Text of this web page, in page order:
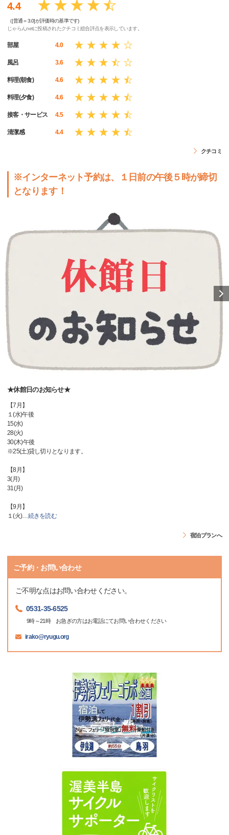
4.4
（[普通＝3.0]が評価時の基準です)
じゃらんnetに投稿されたクチコミ総合評点を表示しています。
部屋 4.0
風呂 3.6
料理(朝食) 4.6
料理(夕食) 4.6
接客・サービス 4.5
清潔感 4.4
クチコミ
※インターネット予約は、１日前の午後５時が締切
となります！
★休館日のお知らせ★
【7月】
１(水)午後
15(水)
28(火)
30(木)午後
※25(土)貸し切りとなります。
【8月】
3(月)
31(月)
【9月】
１(火)…続きを読む
宿泊プランへ
ご予約・お問い合わせ
ご不明な点はお問い合わせください。
0531-35-6525
9時～21時 お急ぎの方はお電話にてお問い合わせください
irako@ryugu.org